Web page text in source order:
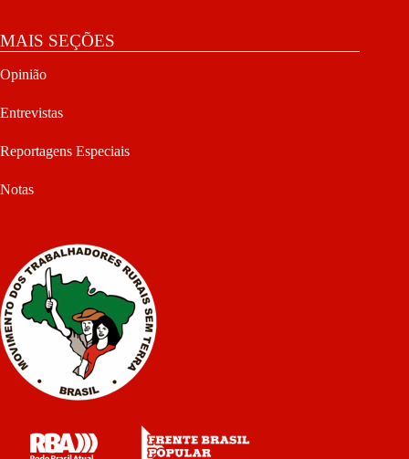
MAIS SEÇÕES
Opinião
Entrevistas
Reportagens Especiais
Notas